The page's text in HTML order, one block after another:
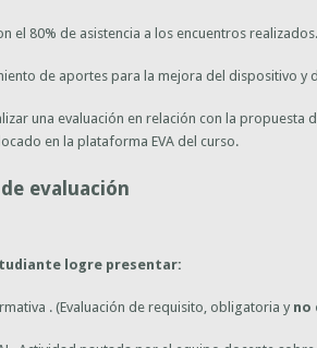
el 80% de asistencia a los encuentros
de aportes para la mejora del dispositivo y
una evaluación en relación con la propuesta
en la plataforma EVA del curso.
evaluación
logre presentar:
. (Evaluación de requisito, obligatoria y no